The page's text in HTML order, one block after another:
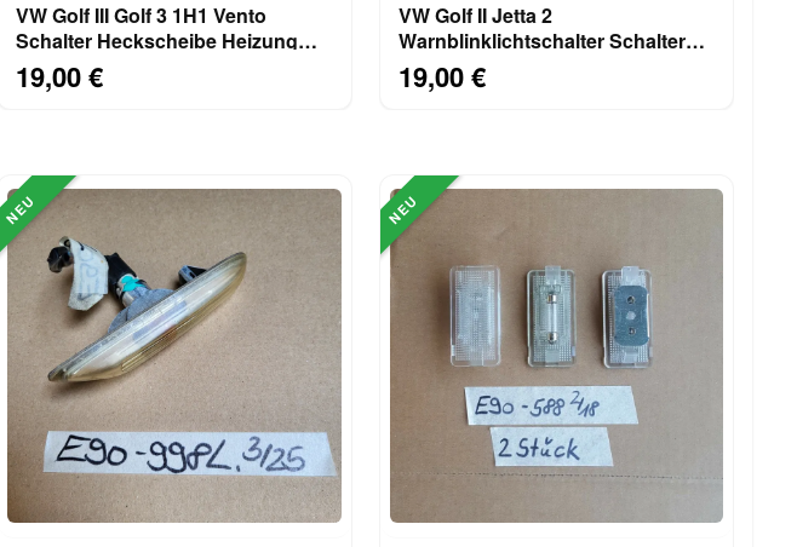
VW Golf III Golf 3 1H1 Vento
Schalter Heckscheibe Heizung
1H5959621
19,00 €
VW Golf II Jetta 2
Warnblinklichtschalter Schalter
für Warnblinker 191953235
19,00 €
NEU NEU